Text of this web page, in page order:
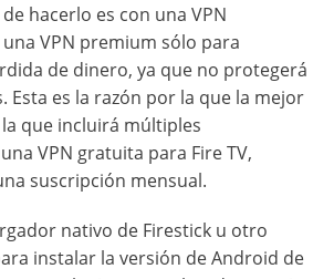
hacerlo es con una VPN
VPN premium sólo para
de dinero, ya que no protegerá
es la razón por la que la mejor
que incluirá múltiples
VPN gratuita para Fire TV,
suscripción mensual.
nativo de Firestick u otro
instalar la versión de Android de